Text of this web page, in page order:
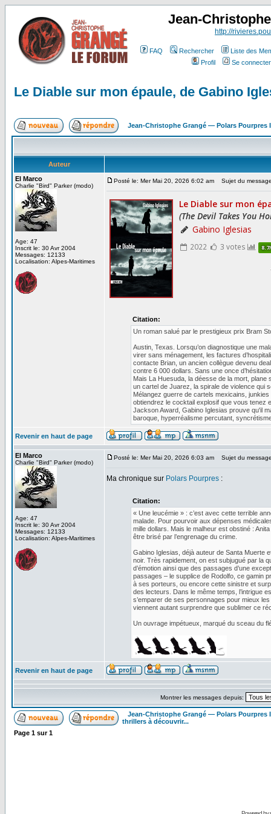
Jean-
http://
FAQ Rechercher
Liste des
Profil
Se
Le Diable sur mon épaule, de Gabino
Jean-Christophe Grangé — Polars Pourpres
Auteur
El Marco
Charlie "Bird" Parker (modo)
Age: 47
Inscrit le: 30 Avr 2004
Messages: 12133
Localisation: Alpes-Maritimes
Posté le: Mer Mai 20, 2026 6:02 am Sujet du
Citation:
Un roman salué par le prestigieux prix Bram
Austin, Texas. Lorsqu’on diagnostique une
virer sans ménagement, les factures
contacte Brian, un ancien collègue devenu
contre 6 000 dollars. Sans une once
Mais La Huesuda, la déesse de la mort, plane
un cartel de Juarez, la spirale de violence qui
Mélangez guerre de cartels mexicains,
obtiendrez le cocktail explosif que vous tenez
Jackson Award, Gabino Iglesias prouve qu'il
baroque, hyperréalisme percutant,
Revenir en haut de page
El Marco
Charlie "Bird" Parker (modo)
Age: 47
Inscrit le: 30 Avr 2004
Messages: 12133
Localisation: Alpes-Maritimes
Posté le: Mer Mai 20, 2026 6:03 am Sujet du
Ma chronique sur Polars Pourpres :
Citation:
« Une leucémie » : c’est avec cette terrible
malade. Pour pourvoir aux dépenses
mille dollars. Mais le malheur est obstiné :
être brisé par l’engrenage du crime.
Gabino Iglesias, déjà auteur de Santa Muerte
noir. Très rapidement, on est subjugué par la
d’émotion ainsi que des passages d’une
passages – le supplice de Rodolfo, ce gamin
à ses porteurs, ou encore cette sinistre et
des lecteurs. Dans le même temps, l’intrigue
s’emparer de ses personnages pour mieux
viennent autant surprendre que sublimer ce
Un ouvrage impétueux, marqué du sceau du
Revenir en haut de page
Montrer les messages depuis:
Jean-Christophe Grangé — Polars Pourpres
thrillers à découvrir...
Page 1 sur1